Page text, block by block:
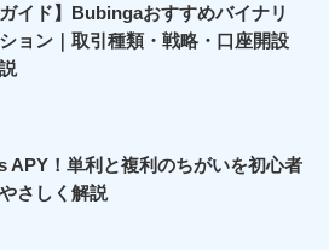
ガイド】Bubingaおすすめバイナリ
ョン｜取引種類・戦略・口座開設
APY！単利と複利のちがいを初心者
さしく解説